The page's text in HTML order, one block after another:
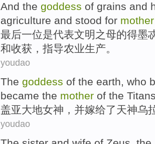
And the goddess of grains and
agriculture and stood for mother
最后一位是代表文明之母的得墨
和收获 ， 指导农业生产。
youdao
The goddess of the earth, who
became the mother of the
盖亚大地女神 ， 并嫁给了天神乌
youdao